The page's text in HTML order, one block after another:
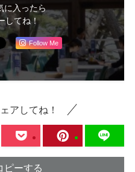
に入ったら
してね！
Follow Me
アしてね！
ピーする